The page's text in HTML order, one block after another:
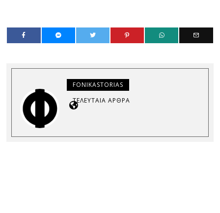
FONIKASTORIAS
ΤΕΛΕΥΤΑΊΑ ΆΡΘΡΑ